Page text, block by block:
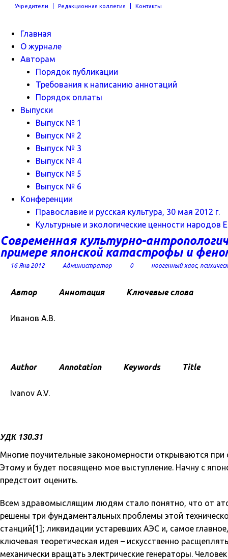
Учредители Редакционная коллегия Контакты
Главная
О журнале
Авторам
Порядок публикации
Требования к написанию аннотаций
Порядок оплаты
Выпуски
Выпуск № 1
Выпуск № 2
Выпуск № 3
Выпуск № 4
Выпуск № 5
Выпуск № 6
Конференции
Православие и русская культура, 30 мая 2012 г.
Культурные и экологические ценности народов
Cовременная культурно-
примере японской катастрофы и
16 Янв 2012 Администратор 0 ноогенный хаос,
Автор Аннотация Ключевые слова
Иванов А.В.
Author Annotation Keywords Title
Ivanov A.V.
УДК 130.31
Многие поучительные закономерности открываются
Этому и будет посвящено мое выступление. Начну с
предстоит оценить.
Всем здравомыслящим людям стало понятно, что от
решены три фундаментальных проблемы этой
станций[1]; ликвидации устаревших АЭС и, самое
ключевая теоретическая идея – искусственно
механически вращать электрические генераторы.